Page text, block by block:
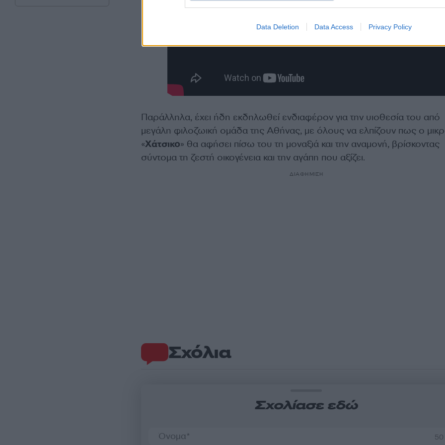
Data Deletion Data Access Privacy Policy
Παράλληλα, έχει ήδη εκδηλωθεί ενδιαφέρον για την υιοθεσία του από
μεγάλη φιλοζωική ομάδα της Αθήνας, με όλους να ελπίζουν πως ο
«Χάτσικο» θα αφήσει πίσω του τη μοναξιά και την αναμονή, βρίσκοντας
σύντομα τη ζεστή οικογένεια και την αγάπη που αξίζει.
ΔΙΑΦΗΜΙΣΗ
Σχόλια
Σχολίασε εδώ